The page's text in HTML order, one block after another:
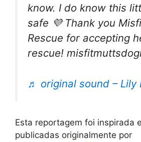
know. I do know this
safe 💜 Thank you
Rescue for accepting
rescue!
♬ original sound – Lily
Esta reportagem foi inspirada
publicadas originalmente por